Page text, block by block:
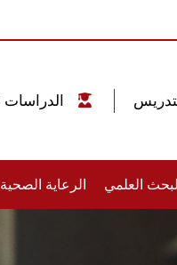
العلمي الرعاية الصحية